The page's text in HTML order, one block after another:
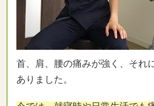
首、肩、腰の痛みが強く、それ
ありました。